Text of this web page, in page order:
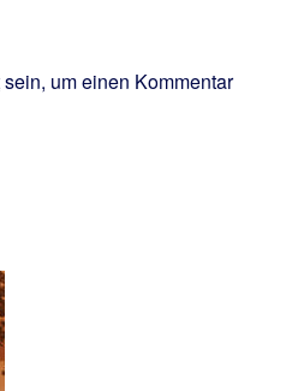
sein, um einen Kommentar